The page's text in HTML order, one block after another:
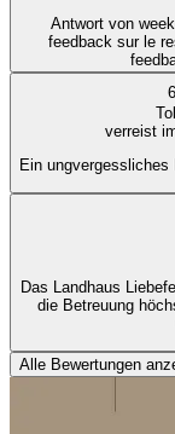
Antwort von
feedback sur le
6
verreist
Ein
Das Landhaus
die Betreuung
Alle Bewertungen